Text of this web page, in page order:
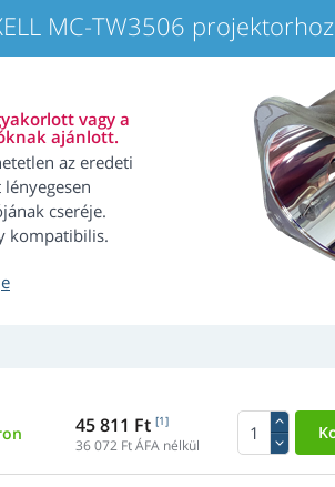
MC-TW3506 projektorhoz
vagy a
ajánlott.
az eredeti
cseréje.
kompatibilis.
45 811 Ft [1]
36 072 Ft ÁFA nélkül